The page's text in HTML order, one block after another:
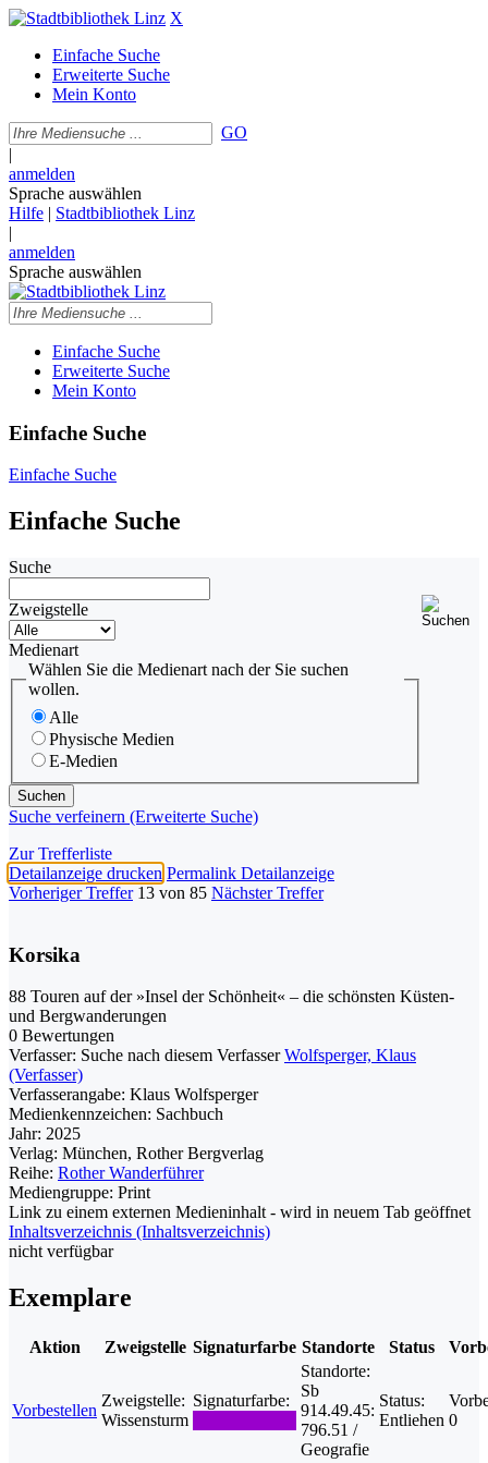
X
Einfache Suche
Erweiterte Suche
Mein Konto
GO
|
anmelden
Sprache auswählen
Hilfe | Stadtbibliothek Linz
|
anmelden
Sprache auswählen
Einfache Suche
Erweiterte Suche
Mein Konto
Einfache Suche
Einfache Suche
Einfache Suche
Suche
Zweigstelle
Medienart
Wählen Sie die Medienart nach der Sie suchen
wollen.
Alle
Physische Medien
E-Medien
Suche verfeinern (Erweiterte Suche)
Zur Trefferliste
Detailanzeige drucken Permalink Detailanzeige
Vorheriger Treffer 13 von 85 Nächster Treffer
Korsika
88 Touren auf der »Insel der Schönheit« – die schönsten Küsten-
und Bergwanderungen
0 Bewertungen
Verfasser: Suche nach diesem Verfasser Wolfsperger, Klaus
(Verfasser)
Verfasserangabe: Klaus Wolfsperger
Medienkennzeichen: Sachbuch
Jahr: 2025
Verlag: München, Rother Bergverlag
Reihe: Rother Wanderführer
Mediengruppe: Print
Link zu einem externen Medieninhalt - wird in neuem Tab geöffnet
Inhaltsverzeichnis (Inhaltsverzeichnis)
nicht verfügbar
Exemplare
Aktion Zweigstelle Signaturfarbe Standorte Status
Vorbestellen
Zweigstelle:
Wissensturm
Signaturfarbe:
Standorte:
Sb
914.49.45:
796.51 /
Geografie
Status:
Entliehen 0